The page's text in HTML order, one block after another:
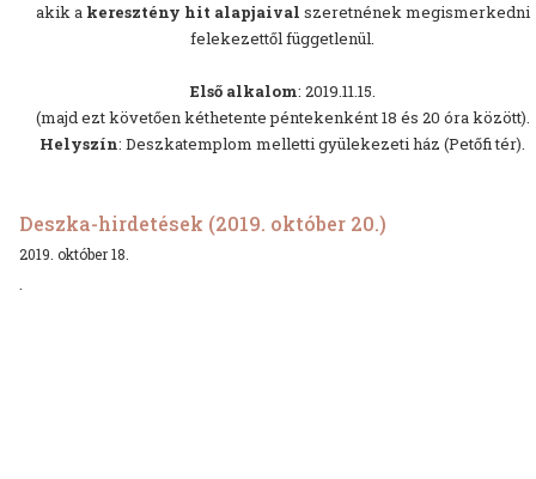
akik a keresztény hit alapjaival szeretnének megismerkedni
felekezettől függetlenül.
Első alkalom: 2019.11.15.
(majd ezt követően kéthetente péntekenként 18 és 20 óra között).
Helyszín: Deszkatemplom melletti gyülekezeti ház (Petőfi tér).
Deszka-hirdetések (2019. október 20.)
2019. október 18.